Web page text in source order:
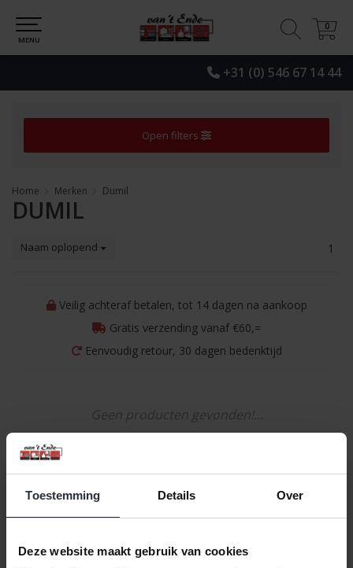
Toestemming Details Over
Deze website maakt gebruik van cookies
+31 (0) 546 67 14 44
0
0
MENU
Open filters
Home Merken Dumil
DUMIL
Naam oplopend 1
Veilig achteraf betalen, tot 14 dagen na aankoop
Gratis verzending vanaf €60,=
Eenvoudig retour, 30 dagen bedenktijd
Geen producten gevonden!...
Naam oplopend 1